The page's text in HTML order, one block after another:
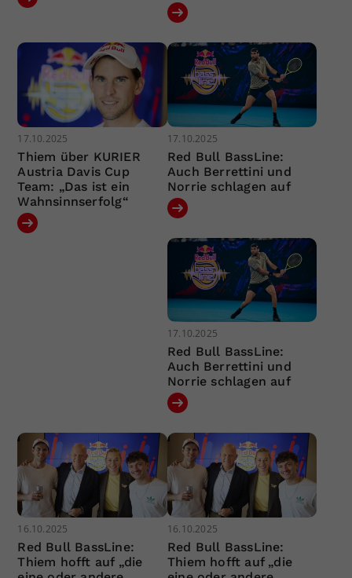
17.10.2025
Thiem über KURIER
Austria Davis Cup
Team: „Das ist ein
Wahnsinnserfolg“
17.10.2025
Red Bull BassLine:
Auch Berrettini und
Norrie schlagen auf
17.10.2025
Red Bull BassLine:
Auch Berrettini und
Norrie schlagen auf
16.10.2025
Red Bull BassLine:
Thiem hofft auf „die
16.10.2025
Red Bull BassLine:
Thiem hofft auf „die